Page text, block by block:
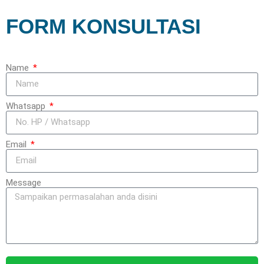
FORM KONSULTASI
Name
Whatsapp
Email
Message